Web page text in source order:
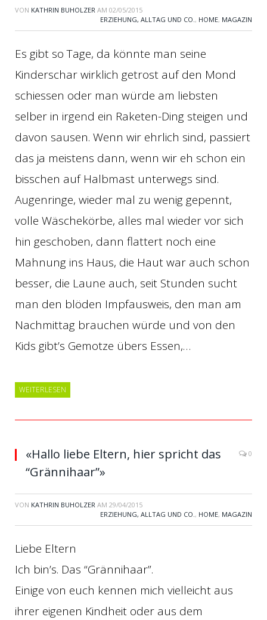
VON KATHRIN BUHOLZER AM 02/05/2015
ERZIEHUNG, ALLTAG UND CO., HOME, MAGAZIN
Es gibt so Tage, da könnte man seine
Kinderschar wirklich getrost auf den Mond
schiessen oder man würde am liebsten
selber in irgend ein Raketen-Ding steigen und
davon sausen. Wenn wir ehrlich sind, passiert
das ja meistens dann, wenn wir eh schon ein
bisschen auf Halbmast unterwegs sind.
Augenringe, wieder mal zu wenig gepennt,
volle Wäschekörbe, alles mal wieder vor sich
hin geschoben, dann flattert noch eine
Mahnung ins Haus, die Haut war auch schon
besser, die Laune auch, seit Stunden sucht
man den blöden Impfausweis, den man am
Nachmittag brauchen würde und von den
Kids gibt’s Gemotze übers Essen,…
WEITERLESEN
«Hallo liebe Eltern, hier spricht das
“Grännihaar”»
0
VON KATHRIN BUHOLZER AM 29/04/2015
ERZIEHUNG, ALLTAG UND CO. , HOME, MAGAZIN
Liebe Eltern
Ich bin’s. Das “Grännihaar”.
Einige von euch kennen mich vielleicht aus
ihrer eigenen Kindheit oder aus dem